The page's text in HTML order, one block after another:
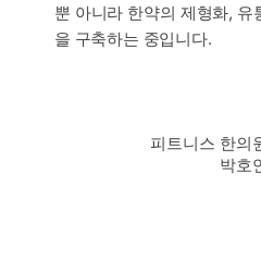
뿐 아니라 한약의 제형화,
을 구축하는 중입니다.
피트니스 한의
박호